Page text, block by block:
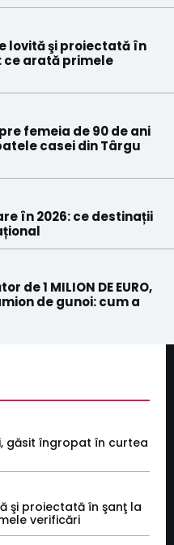
lovită şi proiectată în
ce arată primele
femeia de 90 de ani
casei din Târgu
în 2026: ce destinații
de 1 MILION DE EURO,
de gunoi: cum a
găsit îngropat în curtea
şi proiectată în şanţ la
verificări